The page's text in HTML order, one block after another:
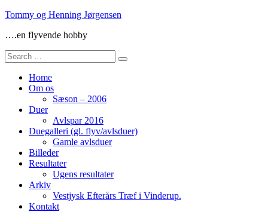
Skip
content
Tommy og Henning Jørgensen
….en flyvende hobby
Search
for:
Home
Om os
Sæson – 2006
Duer
Avlspar 2016
Duegalleri (gl. flyv/avlsduer)
Gamle avlsduer
Billeder
Resultater
Ugens resultater
Arkiv
Vestjysk Efterårs Træf i Vinderup.
Kontakt